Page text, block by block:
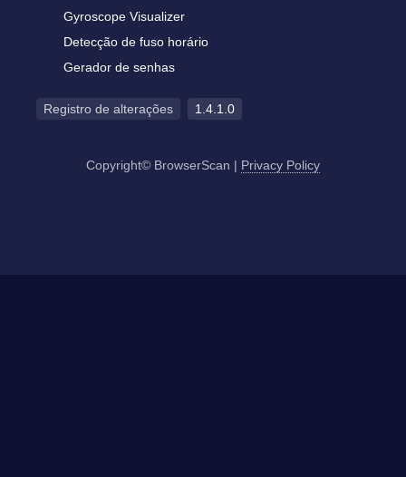
Gyroscope Visualizer
Detecção de fuso horário
Gerador de senhas
Registro de alterações 1.4.1.0
Copyright© BrowserScan | Privacy Policy